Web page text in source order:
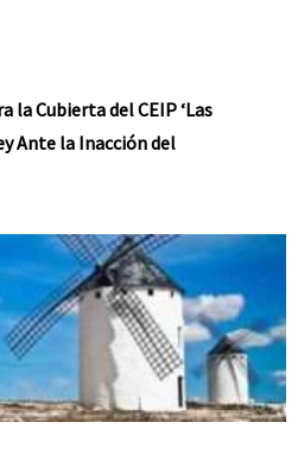
la Cubierta del CEIP ‘Las
Ante la Inacción del